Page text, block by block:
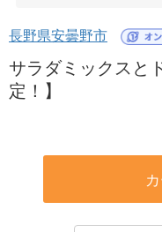
長野県安曇野市
サラダミックスと
定！】